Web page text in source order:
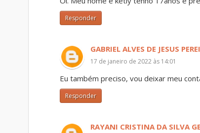
Responder
GABRIEL ALVES DE JESUS
17 de janeiro de 2022 às 14:01
Eu também preciso, vou deixar meu
Responder
RAYANI CRISTINA DA SILVA